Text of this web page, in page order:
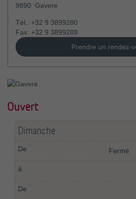
9890
Gavere
Tél.: +32 9 3899280
Fax: +32 9 3899289
Prendre un rendez-
Ouvert
Dimanche
Fermé